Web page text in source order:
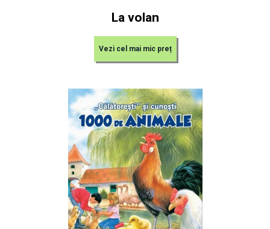
La volan
Vezi cel mai mic preț